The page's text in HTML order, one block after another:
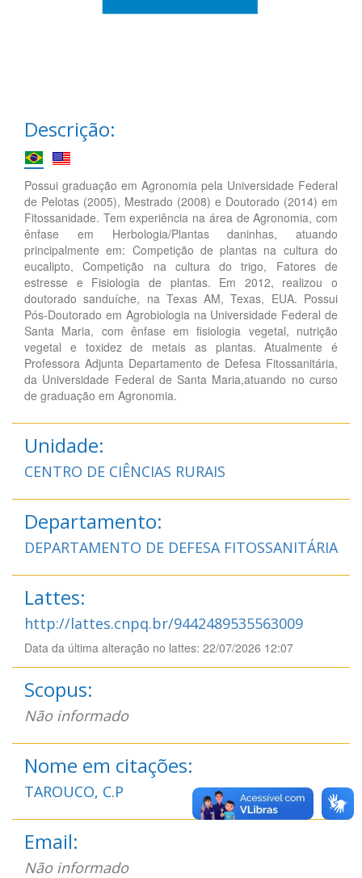
Descrição:
Possui graduação em Agronomia pela Universidade Federal
de Pelotas (2005), Mestrado (2008) e Doutorado (2014) em
Fitossanidade. Tem experiência na área de Agronomia, com
ênfase em Herbologia/Plantas daninhas, atuando
principalmente em: Competição de plantas na cultura do
eucalipto, Competição na cultura do trigo, Fatores de
estresse e Fisiologia de plantas. Em 2012, realizou o
doutorado sanduíche, na Texas AM, Texas, EUA. Possui
Pós-Doutorado em Agrobiologia na Universidade Federal de
Santa Maria, com ênfase em fisiologia vegetal, nutrição
vegetal e toxidez de metais as plantas. Atualmente é
Professora Adjunta Departamento de Defesa Fitossanitária,
da Universidade Federal de Santa Maria,atuando no curso
de graduação em Agronomia.
Unidade:
CENTRO DE CIÊNCIAS RURAIS
Departamento:
DEPARTAMENTO DE DEFESA FITOSSANITÁRIA
Lattes:
http://lattes.cnpq.br/9442489535563009
Data da última alteração no lattes: 22/07/2026 12:07
Scopus:
Não informado
Nome em citações:
TAROUCO, C.P
Email:
Não informado